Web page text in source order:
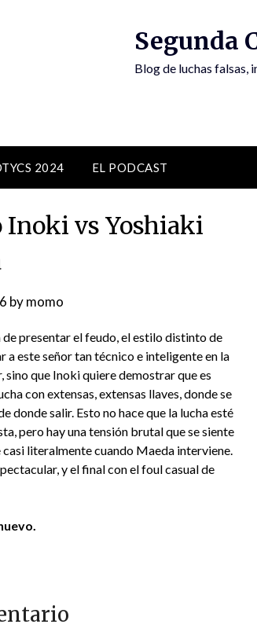
Segunda
Blog de luchas falsas,
2024 EL PODCAST
Inoki vs Yoshiaki
bymomo
presentar el feudo, el estilo distinto de
este señor tan técnico e inteligente en la
sino que Inoki quiere demostrar que es
con extensas, extensas llaves, donde se
donde salir. Esto no hace que la lucha esté
pero hay una tensión brutal que se siente
literalmente cuando Maeda interviene.
y el final con el foul casual de